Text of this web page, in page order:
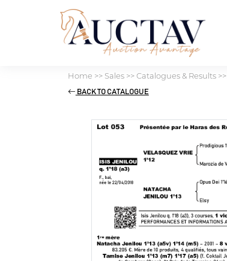
Home >> Sales>>Catalogues & Results>>
BACK TO CATALOGUE